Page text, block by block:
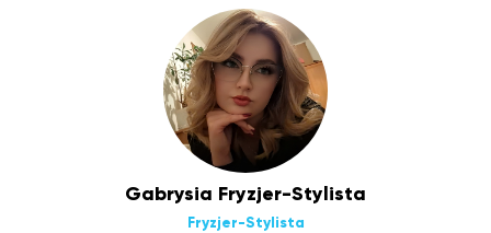
Gabrysia Fryzjer-Stylista
Fryzjer-Stylista